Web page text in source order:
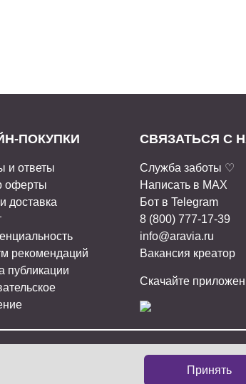
ПОКУПКИ
и ответы
оферты
доставка
рекомендаций
публикации
СВЯЗАТЬСЯ С
Служба заботы ♡
Написать в MAX
Бот в Telegram
8 (800) 777-17-39
info@aravia.ru
Вакансия креатор
Скачайте
СОЦИАЛЬНЫХ СЕТЯХ:
Принять